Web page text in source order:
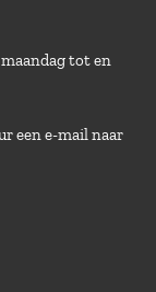
tot en
een e-mail naar